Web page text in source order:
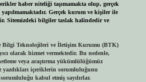
haber niteliği taşımamakta olup, gerçek
Gerçek kurum ve kişiler ile
Sitemizdeki bilgiler taslak halindedir ve
Bilgi Teknolojileri ve İletişim Kurumu (BTK)
olarak hizmet vermektedir. Bu nedenle,
veya araştırma yükümlülüğümüz
yazdıkları içeriklerin sorumluluğunu
kabul etmiş sayılırlar.